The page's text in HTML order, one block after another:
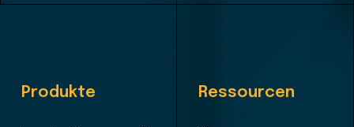
Produkte Ressourcen